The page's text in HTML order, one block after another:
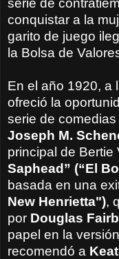
conquistar a la
garito de juego
la Bolsa de
En el año 1920, a
ofreció la
serie de
Joseph M.
principal de Bertie
Saphead” (“El
basada en una
New Henrietta"),
por Douglas
papel en la
recomendó a